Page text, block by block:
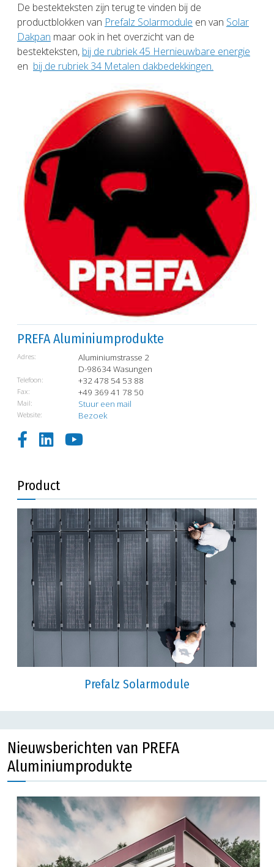
De bestekteksten zijn terug te vinden bij de
productblokken van Prefalz Solarmodule en van Solar
Dakpan maar ook in het overzicht van de
bestekteksten, bij de rubriek 45 Hernieuwbare energie
en bij de rubriek 34 Metalen dakbedekkingen.
PREFA Aluminiumprodukte
Adres:
Aluminiumstrasse 2
D-98634 Wasungen
Telefoon: +32 478 54 53 88
Fax: +49 369 41 78 50
Mail: Stuur een mail
Website: Bezoek
Product
Prefalz Solarmodule
Nieuwsberichten van PREFA
Aluminiumprodukte